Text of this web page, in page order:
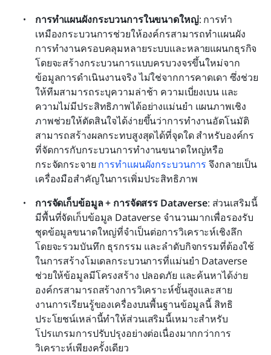
การทำแผนผังกระบวนการในขนาดใหญ่: การทำ
เหมืองกระบวนการช่วยให้องค์กรสามารถทำแผนผัง
การทำงานครอบคลุมหลายระบบและหลายแผนกธุรกิจ
โดยจะสร้างกระบวนการแบบครบวงจรขึ้นใหม่จาก
ข้อมูลการดำเนินงานจริง ไม่ใช่จากการคาดเดา ซึ่งช่วย
ให้ทีมสามารถระบุความล่าช้า ความเบี่ยงเบน และ
ความไม่มีประสิทธิภาพได้อย่างแม่นยำ แผนภาพเชิง
ภาพช่วยให้ตัดสินใจได้ง่ายขึ้นว่าการทำงานอัตโนมัติ
สามารถสร้างผลกระทบสูงสุดได้ที่จุดใด สำหรับองค์กร
ที่จัดการกับกระบวนการทำงานขนาดใหญ่หรือ
กระจัดกระจาย การทำแผนผังกระบวนการ จึงกลายเป็น
เครื่องมือสำคัญในการเพิ่มประสิทธิภาพ
การจัดเก็บข้อมูล + การจัดสรร Dataverse: ส่วนเสริมนี้
มีพื้นที่จัดเก็บข้อมูล Dataverse จำนวนมากเพื่อรองรับ
ชุดข้อมูลขนาดใหญ่ที่จำเป็นต่อการวิเคราะห์เชิงลึก
โดยจะรวมบันทึก ธุรกรรม และลำดับกิจกรรมที่ต้องใช้
ในการสร้างโมเดลกระบวนการที่แม่นยำ Dataverse
ช่วยให้ข้อมูลมีโครงสร้าง ปลอดภัย และค้นหาได้ง่าย
องค์กรสามารถสร้างการวิเคราะห์ขั้นสูงและสาย
งานการเรียนรู้ของเครื่องบนพื้นฐานข้อมูลนี้ สิทธิ
ประโยชน์เหล่านี้ทำให้ส่วนเสริมนี้เหมาะสำหรับ
โปรแกรมการปรับปรุงอย่างต่อเนื่องมากกว่าการ
วิเคราะห์เพียงครั้งเดียว